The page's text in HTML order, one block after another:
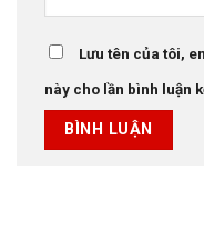
Lưu tên của tôi,
này cho lần bình luận